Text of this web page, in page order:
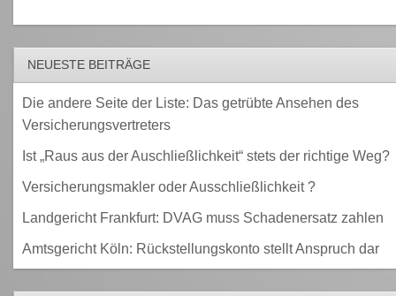
NEUESTE BEITRÄGE
Die andere Seite der Liste: Das getrübte Ansehen des
Versicherungsvertreters
Ist „Raus aus der Auschließlichkeit“ stets der richtige Weg?
Versicherungsmakler oder Ausschließlichkeit ?
Landgericht Frankfurt: DVAG muss Schadenersatz zahlen
Amtsgericht Köln: Rückstellungskonto stellt Anspruch dar